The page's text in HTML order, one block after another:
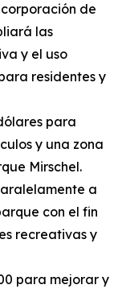
de
las
y el uso
residentes y
para
y una zona
Mirschel.
a
con el fin
recreativas y
para mejorar y